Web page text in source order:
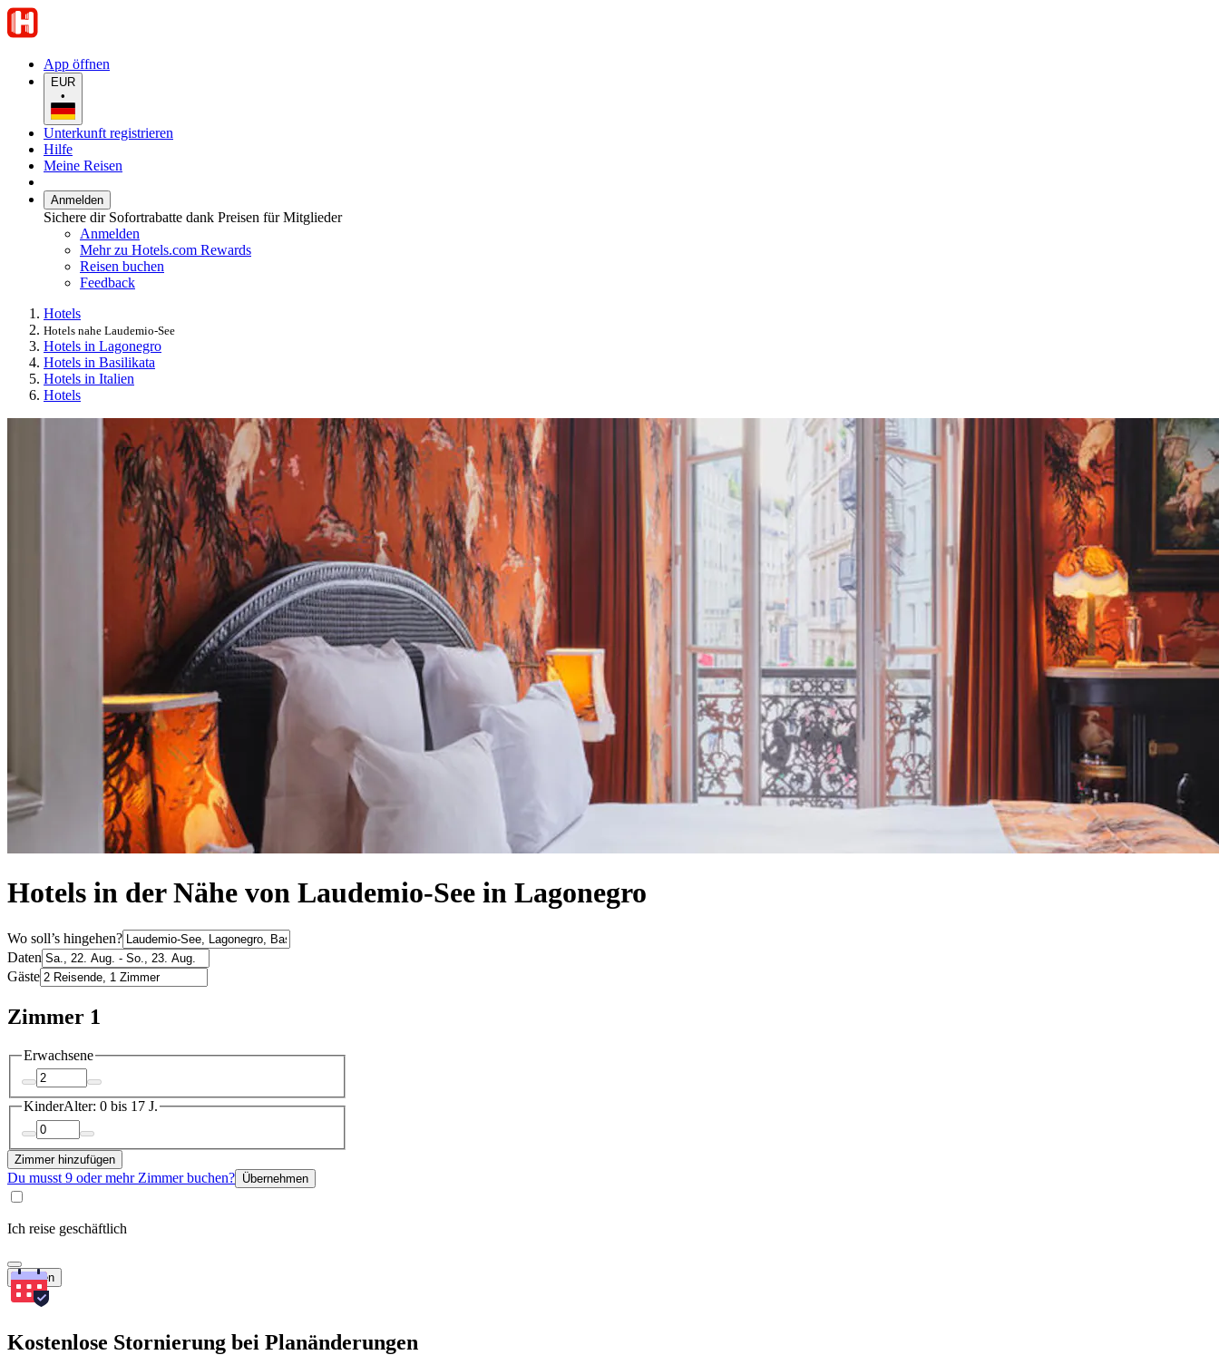
App öffnen
EUR
•
Unterkunft registrieren
Hilfe
Meine Reisen
Anmelden
Sichere dir Sofortrabatte dank Preisen für Mitglieder
Anmelden
Mehr zu Hotels.com Rewards
Reisen buchen
Feedback
Hotels
Hotels nahe Laudemio-See
Hotels in Lagonegro
Hotels in Basilikata
Hotels in Italien
Hotels
Hotels in der Nähe von Laudemio-See in Lagonegro
Wo soll’s hingehen?
Daten
Gäste
Zimmer 1
Erwachsene
KinderAlter: 0 bis 17 J.
Zimmer hinzufügen
Du musst 9 oder mehr Zimmer buchen? Übernehmen
Ich reise geschäftlich
Suchen
Kostenlose Stornierung bei Planänderungen